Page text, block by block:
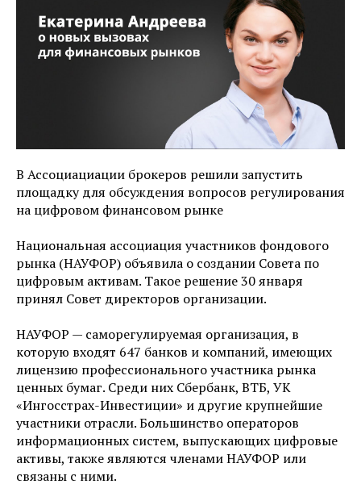
В Ассоциациации брокеров решили запустить
площадку для обсуждения вопросов регулирования
на цифровом финансовом рынке
Национальная ассоциация участников фондового
рынка (НАУФОР) объявила о создании Совета по
цифровым активам. Такое решение 30 января
принял Совет директоров организации.
НАУФОР — саморегулируемая организация, в
которую входят 647 банков и компаний, имеющих
лицензию профессионального участника рынка
ценных бумаг. Среди них Сбербанк, ВТБ, УК
«Ингосстрах-Инвестиции» и другие крупнейшие
участники отрасли. Большинство операторов
информационных систем, выпускающих цифровые
активы, также являются членами НАУФОР или
связаны с ними.